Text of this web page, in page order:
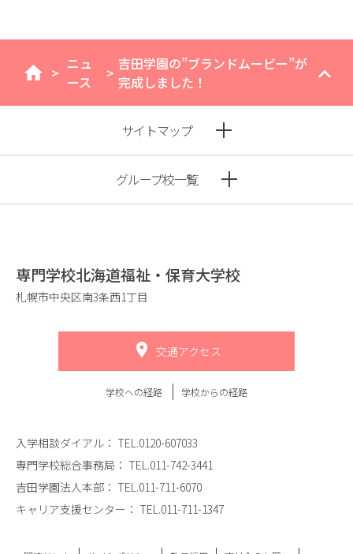
home
> ニュ
ース
> 吉田学園の”ブランドムービー”が
完成しました！
サイトマップ
グループ校一覧
専門学校北海道福祉・保育大学校
札幌市中央区南3条西1丁目
交通アクセス
学校への経路 学校からの経路
入学相談ダイアル： TEL.0120-607033
専門学校総合事務局： TEL.011-742-3441
吉田学園法人本部： TEL.011-711-6070
キャリア支援センター： TEL.011-711-1347